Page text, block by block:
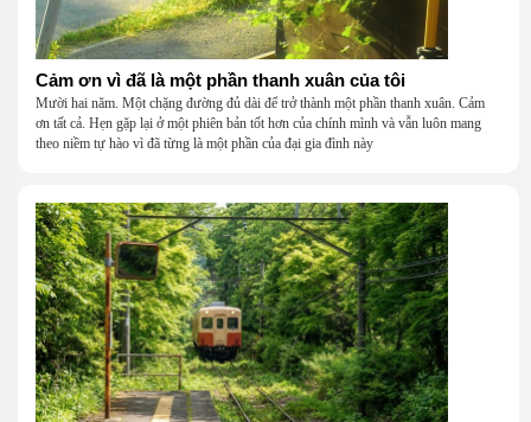
Cảm ơn vì đã là một phần thanh xuân của tôi
Mười hai năm. Một chặng đường đủ dài để trở thành một phần thanh xuân. Cảm
ơn tất cả. Hẹn gặp lại ở một phiên bản tốt hơn của chính mình và vẫn luôn mang
theo niềm tự hào vì đã từng là một phần của đại gia đình này